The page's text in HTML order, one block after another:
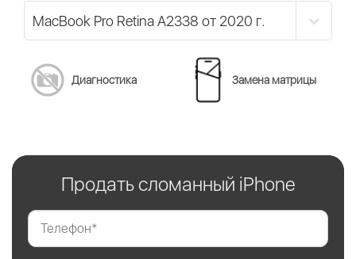
Диагностика Замена матрицы
Продать сломанный iPhone